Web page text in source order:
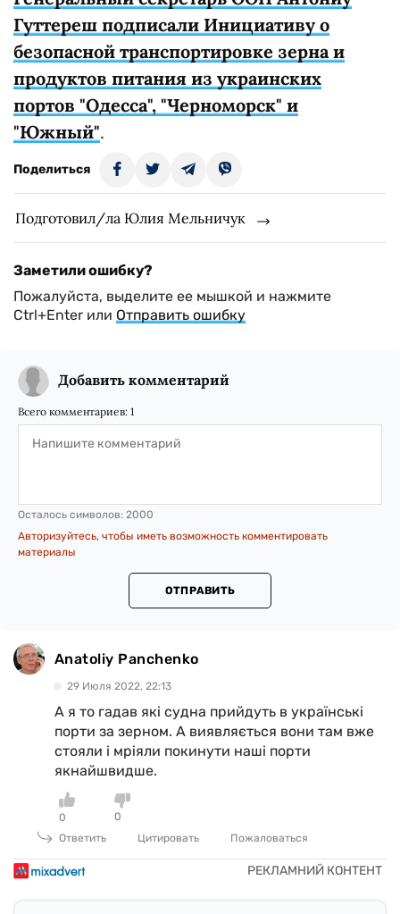
Гуттереш подписали Инициативу о
безопасной транспортировке зерна и
продуктов питания из украинских
портов "Одесса", "Черноморск" и
"Южный".
Поделиться
Подготовил/ла Юлия Мельничук
Заметили ошибку?
Пожалуйста, выделите ее мышкой и нажмите
Ctrl+Enter или Отправить ошибку
Добавить комментарий
Всего комментариев: 1
Осталось символов: 2000
Авторизуйтесь, чтобы иметь возможность комментировать
материалы
ОТПРАВИТЬ
Anatoliy Panchenko
29 Июля 2022, 22:13
А я то гадав які судна прийдуть в українські
порти за зерном. А виявляється вони там вже
стояли і мріяли покинути наші порти
якнайшвидше.
0
0
Ответить
Цитировать Пожаловаться